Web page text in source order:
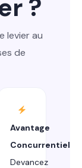
?
levier au
de
Avantage
Concurrentiel
Devancez